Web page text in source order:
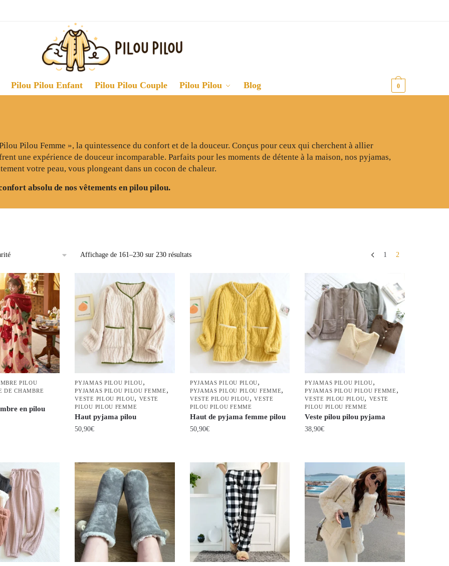
Pilou Pilou Enfant Pilou Pilou Couple Pilou Pilou Blog 0
Pilou Femme », la quintessence du confort et de la douceur. Conçus pour ceux qui cherchent à allier
une expérience de douceur incomparable. Parfaits pour les moments de détente à la maison, nos pyjamas,
votre peau, vous plongeant dans un cocon de chaleur.
absolu de nos vêtements en pilou pilou.
Affichage de 161–230 sur 230 résultatsTrié
1 2
PILOU
DE CHAMBRE
en pilou
PYJAMAS PILOU PILOU,
PYJAMAS PILOU PILOU FEMME,
VESTE PILOU PILOU, VESTE
PILOU PILOU FEMME
Haut pyjama pilou
50,90€
a
plusieurs
variations.
options
peuvent
être
choisies
PYJAMAS PILOU PILOU,
PYJAMAS PILOU PILOU FEMME,
VESTE PILOU PILOU,VESTE
PILOU PILOU FEMME
Haut de pyjama femme pilou
50,90€
a
plusieurs
variations.
peuvent
être
choisies
PYJAMAS PILOU PILOU,
PYJAMAS PILOU PILOU FEMME,
VESTE PILOU PILOU, VESTE
PILOU PILOU FEMME
Veste pilou pilou pyjama
38,90€
a
plusieurs
variations.
options
peuvent
être
choisies